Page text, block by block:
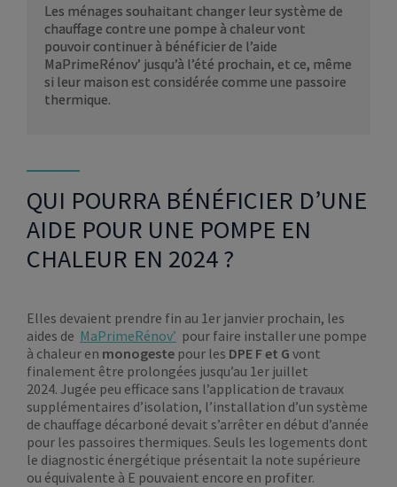
Les ménages souhaitant changer leur système de
chauffage contre une pompe à chaleur vont
pouvoir continuer à bénéficier de l’aide
MaPrimeRénov’ jusqu’à l’été prochain, et ce, même
si leur maison est considérée comme une passoire
thermique.
QUI POURRA BÉNÉFICIER D’UNE
AIDE POUR UNE POMPE EN
CHALEUR EN 2024 ?
Elles devaient prendre fin au 1er janvier prochain, les
aides de MaPrimeRénov’ pour faire installer une pompe
à chaleur en monogeste pour les DPE F et G vont
finalement être prolongées jusqu’au 1er juillet
2024. Jugée peu efficace sans l’application de travaux
supplémentaires d’isolation, l’installation d’un système
de chauffage décarboné devait s’arrêter en début d’année
pour les passoires thermiques. Seuls les logements dont
le diagnostic énergétique présentait la note supérieure
ou équivalente à E pouvaient encore en profiter.